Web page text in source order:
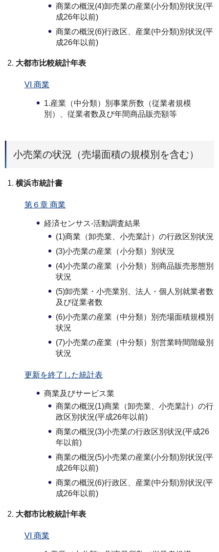
商業の概況(4)卸売業の産業(小分類)別状況(平
成26年以前)
商業の概況(6)行政区、産業(中分類)別状況(平
成26年以前)
大都市比較統計年表
VI 商業
1.産業（中分類）別事業所数（従業者規模
別）、従業者数及び年間商品販売額等
小売業の状況（売場面積の規模別を含む）
横浜市統計書
第６章 商業
経済センサス-活動調査結果
(1)商業（卸売業、小売業計）の行政区別状況
(3)小売業の産業（小分類）別状況
(4)⼩売業の産業（⼩分類）別商品販売形態別
状況
(5)卸売業・小売業別、法人・個人別就業者数
及び従業者数
(6)小売業の産業（中分類）別売場面積規模別
状況
(7)小売業の産業（中分類）別営業時間階級別
状況
更新を終了した統計表
商業及びサービス業
商業の概況(1)商業（卸売業、小売業計）の行
政区別状況(平成26年以前)
商業の概況(3)小売業の行政区別状況(平成26
年以前)
商業の概況(5)小売業の産業(小分類)別状況(平
成26年以前)
商業の概況(6)行政区、産業(中分類)別状況(平
成26年以前)
大都市比較統計年表
VI 商業